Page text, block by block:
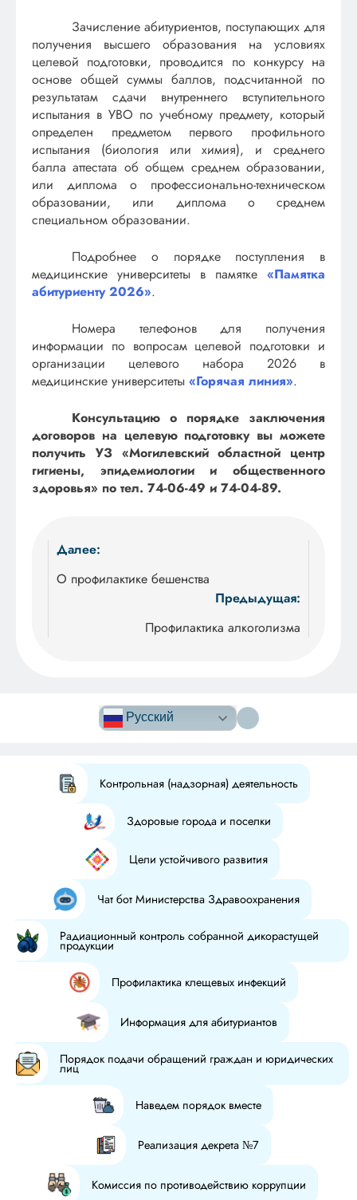
Зачисление абитуриентов, поступающих для
получения высшего образования на условиях
целевой подготовки, проводится по конкурсу на
основе общей суммы баллов, подсчитанной по
результатам сдачи внутреннего вступительного
испытания в УВО по учебному предмету, который
определен предметом первого профильного
испытания (биология или химия), и среднего
балла аттестата об общем среднем образовании,
или диплома о профессионально-техническом
образовании, или диплома о среднем
специальном образовании.
Подробнее о порядке поступления в
медицинские университеты в памятке «Памятка
абитуриенту 2026».
Номера телефонов для получения
информации по вопросам целевой подготовки и
организации целевого набора 2026 в
медицинские университеты «Горячая линия».
Консультацию о порядке заключения
договоров на целевую подготовку вы можете
получить УЗ «Могилевский областной центр
гигиены, эпидемиологии и общественного
здоровья» по тел. 74-06-49 и 74-04-89.
Навигация
по
Предыдущая:
Профилактика алкоголизма
Далее:
О профилактике бешенства
Русский
для
слабовидящих
Контрольная (надзорная) деятельность
Здоровые города и поселки
Цели устойчивого развития
Чат бот Министерства Здравоохранения
Радиационный контроль собранной дикорастущей
продукции
Профилактика клещевых инфекций
Информация для абитуриантов
Порядок подачи обращений граждан и юридических
лиц
Наведем порядок вместе
Реализация декрета №7
Комиссия по противодействию коррупции